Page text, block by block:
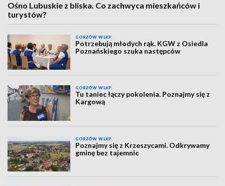
Ośno Lubuskie z bliska. Co zachwyca mieszkańców i
turystów?
GORZÓW WLKP.
Potrzebują młodych rąk. KGW z Osiedla
Poznańskiego szuka następców
GORZÓW WLKP.
Tu taniec łączy pokolenia. Poznajmy się z
Kargową
GORZÓW WLKP.
Poznajmy się z Krzeszycami. Odkrywamy
gminę bez tajemnic